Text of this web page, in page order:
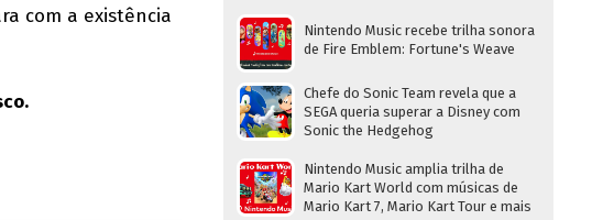
com a existência
Nintendo Music recebe trilha sonora
de Fire Emblem: Fortune's Weave
Chefe do Sonic Team revela que a
SEGA queria superar a Disney com
Sonic the Hedgehog
Nintendo Music amplia trilha de
Mario Kart World com músicas de
Mario Kart 7, Mario Kart Tour e mais